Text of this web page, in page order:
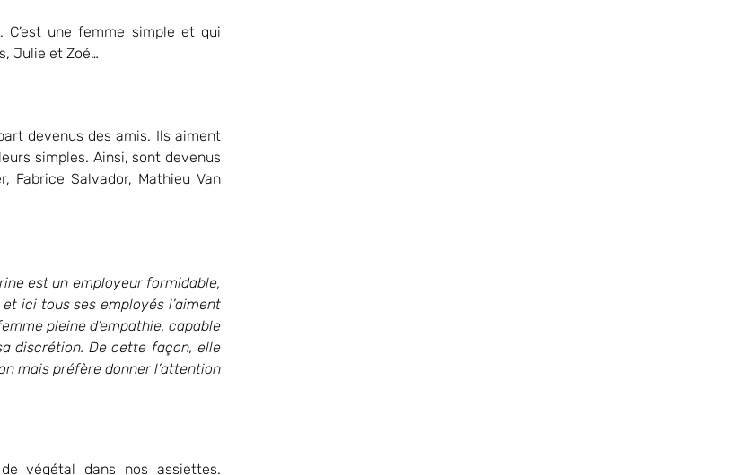
une femme simple et qui
Julie et Zoé…
devenus des amis. Ils aiment
simples. Ainsi, sont devenus
Fabrice Salvador, Mathieu Van
est un employeur formidable,
ici tous ses employés l’aiment
pleine d’empathie, capable
discrétion. De cette façon, elle
mais préfère donner l’attention
végétal dans nos assiettes.